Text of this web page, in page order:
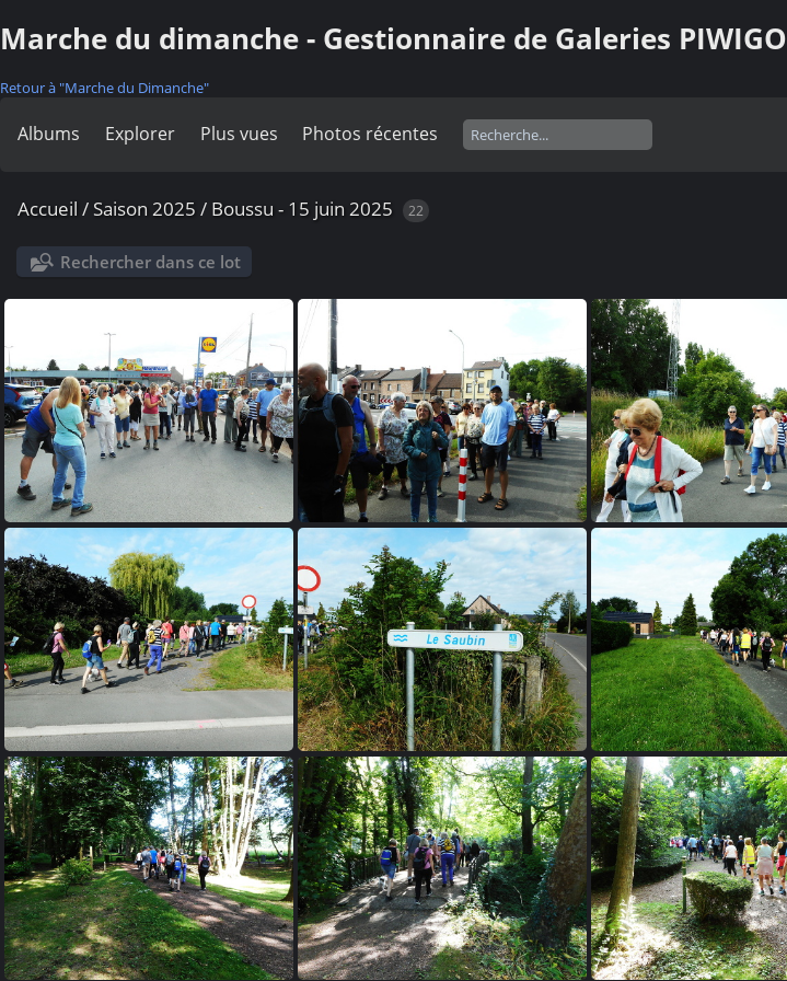
Marche du dimanche - Gestionnaire de Galeries PIWIGO
Retour à "Marche du Dimanche"
Albums Explorer Plus vues Photos récentes
Accueil /Saison 2025 / Boussu - 15 juin 2025 22
Rechercher dans ce lot
B 1 B 2 B 3
B 6 B 7 B 8